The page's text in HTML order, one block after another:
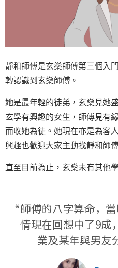
靜和師傅是玄燊師傅第三個入
轉認識到玄燊師傅。
她是最年輕的徒弟，玄燊見她
玄學有興趣的女生，師傅見有
而收她為徒。她現在亦是為客
興趣也歡迎大家主動找靜和師
直至目前為止，玄燊未有其他
“師傅的八字算命，
情現在回想中了9成
業及某年與男友